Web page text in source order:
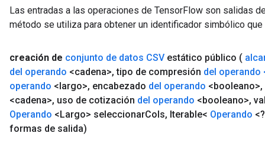
Las entradas a las operaciones de TensorFlow son salidas
método se utiliza para obtener un identificador simbólico
creación de conjunto de datos CSV estático público (
del operando <cadena>, tipo de compresión del operando
operando <largo>, encabezado del operando <booleano>,
<cadena>, uso de cotización del operando <booleano>,
Operando <Largo> seleccionarCols, Iterable< Operando
formas de salida)